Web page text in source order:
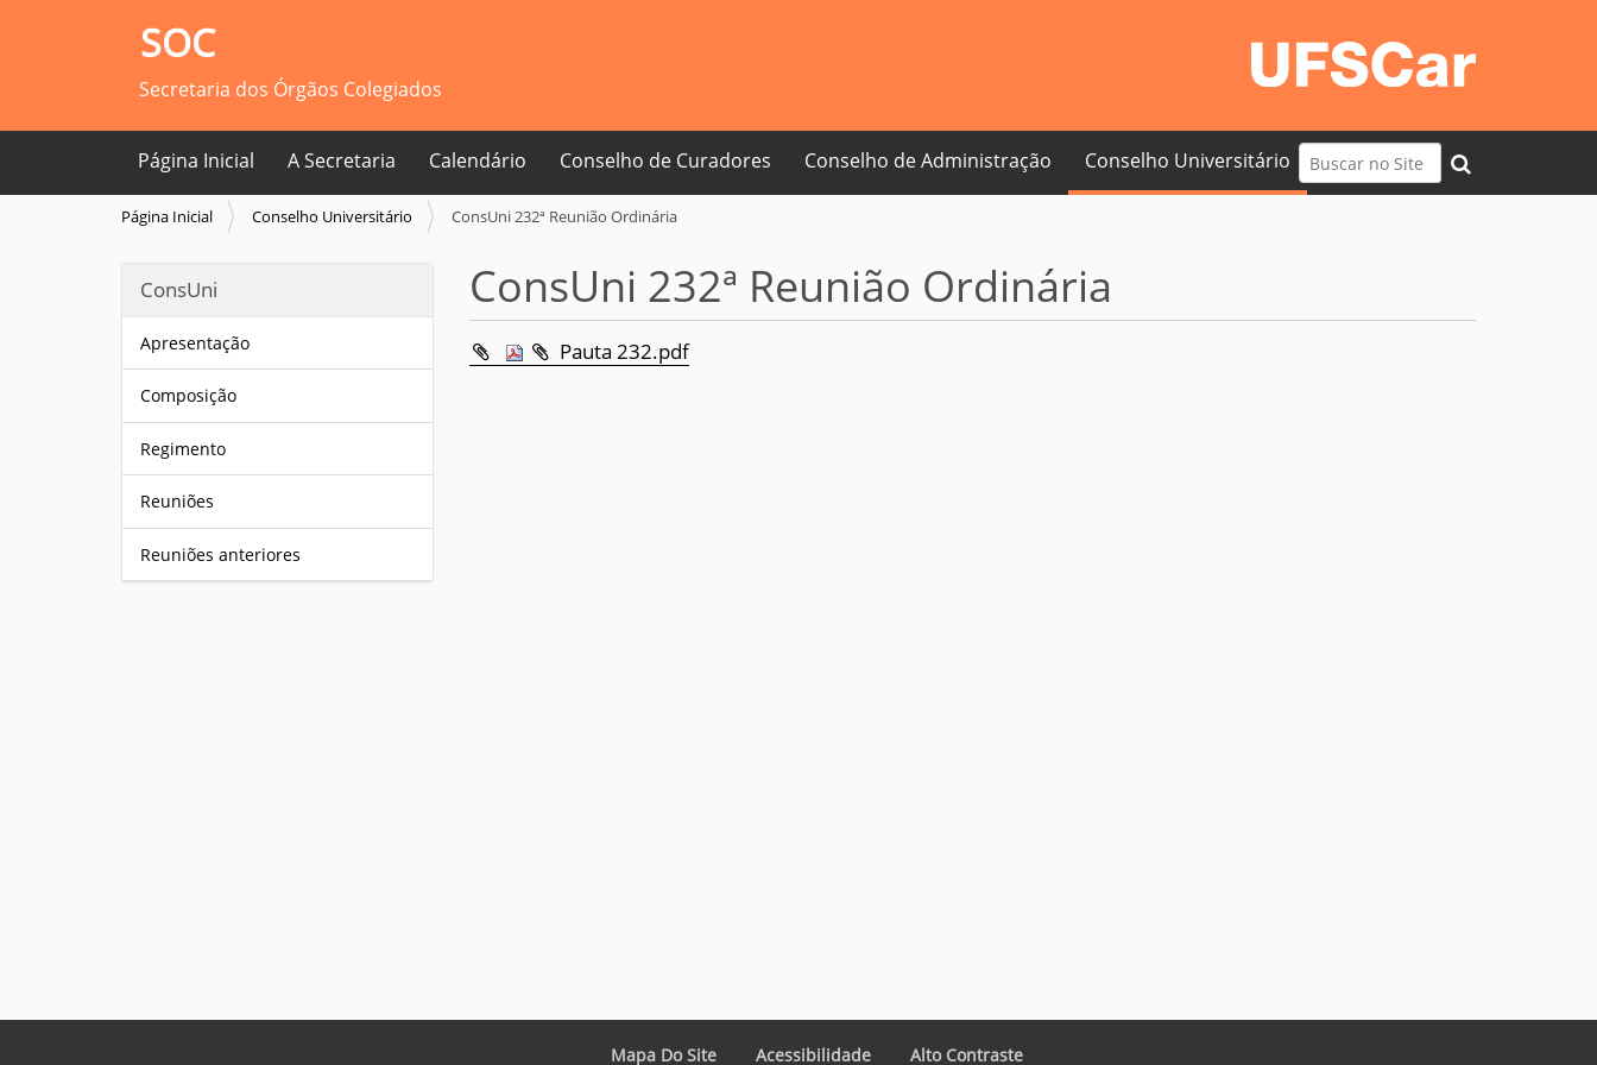
SOC
Secretaria dos Órgãos Colegiados
Busca
Busca Avançada…
Página Inicial A Secretaria Calendário Conselho de Curadores Conselho de Administração Conselho Universitário
V
e
t
Página Inicial Conselho Universitário ConsUni 232ª Reunião Ordinária
ConsUni
Apresentação
Composição
Regimento
Reuniões
Reuniões anteriores
ConsUni 232ª Reunião Ordinária
Pauta 232.pdf
Mapa Do Site Acessibilidade Alto Contraste